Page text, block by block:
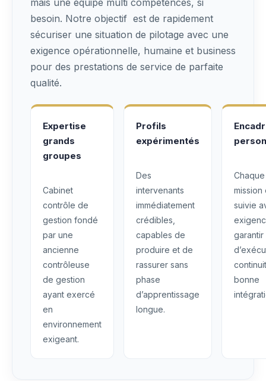
besoin. Notre objectif est de rapidement
sécuriser une situation de pilotage avec une
exigence opérationnelle, humaine et business
pour des prestations de service de parfaite
qualité.
Expertise
grands
groupes
Cabinet
contrôle de
gestion fondé
par une
ancienne
contrôleuse
de gestion
ayant exercé
en
environnement
exigeant.
Profils
expérimentés
Des
intervenants
immédiatement
crédibles,
capables de
produire et de
rassurer sans
phase
d’apprentissage
longue.
Chaque
mission
suivie
garantir
bonne